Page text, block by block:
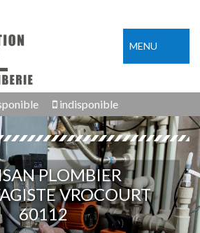
MENU
indisponible
PLOMBIER
VROCOURT
60112